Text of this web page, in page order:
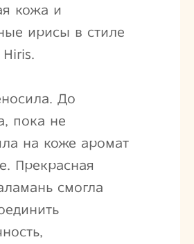
кожа и
ирисы в стиле
Hiris.
До
пока не
на коже аромат
Прекрасная
смогла